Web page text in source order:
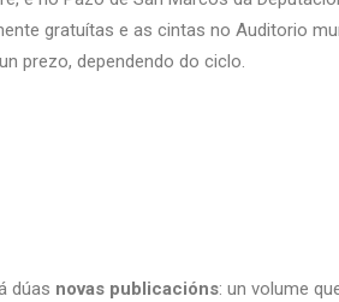
gratuítas e as cintas no Auditorio
prezo, dependendo do ciclo.
dúas novas publicacións: un volume